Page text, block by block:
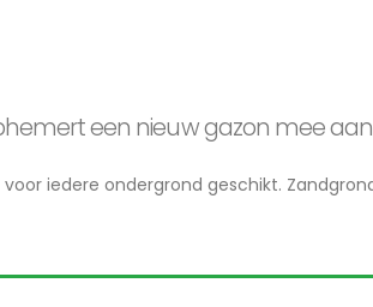
een nieuw gazon mee
iedere ondergrond geschikt.